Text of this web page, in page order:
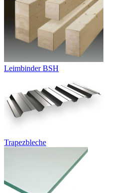
Leimbinder BSH
Trapezbleche